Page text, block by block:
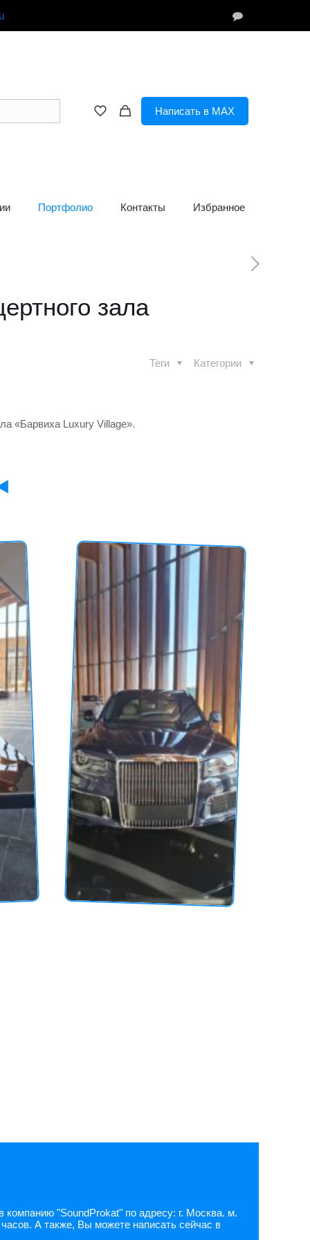
Написать в MAX
Портфолио Контакты Избранное
зала
Категории
Теги
«Барвиха Luxury Village».
компанию "SoundProkat" по адресу: г. Москва. м.
А также, Вы можете написать сейчас в